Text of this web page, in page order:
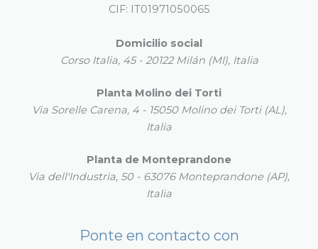
CIF: IT01971050065
Domicilio social
Corso Italia, 45 - 20122 Milán (MI), Italia
Planta Molino dei Torti
Via Sorelle Carena, 4 - 15050 Molino dei Torti (AL),
Italia
Planta de Monteprandone
Via dell'Industria, 50 - 63076 Monteprandone (AP),
Italia
Ponte en contacto con